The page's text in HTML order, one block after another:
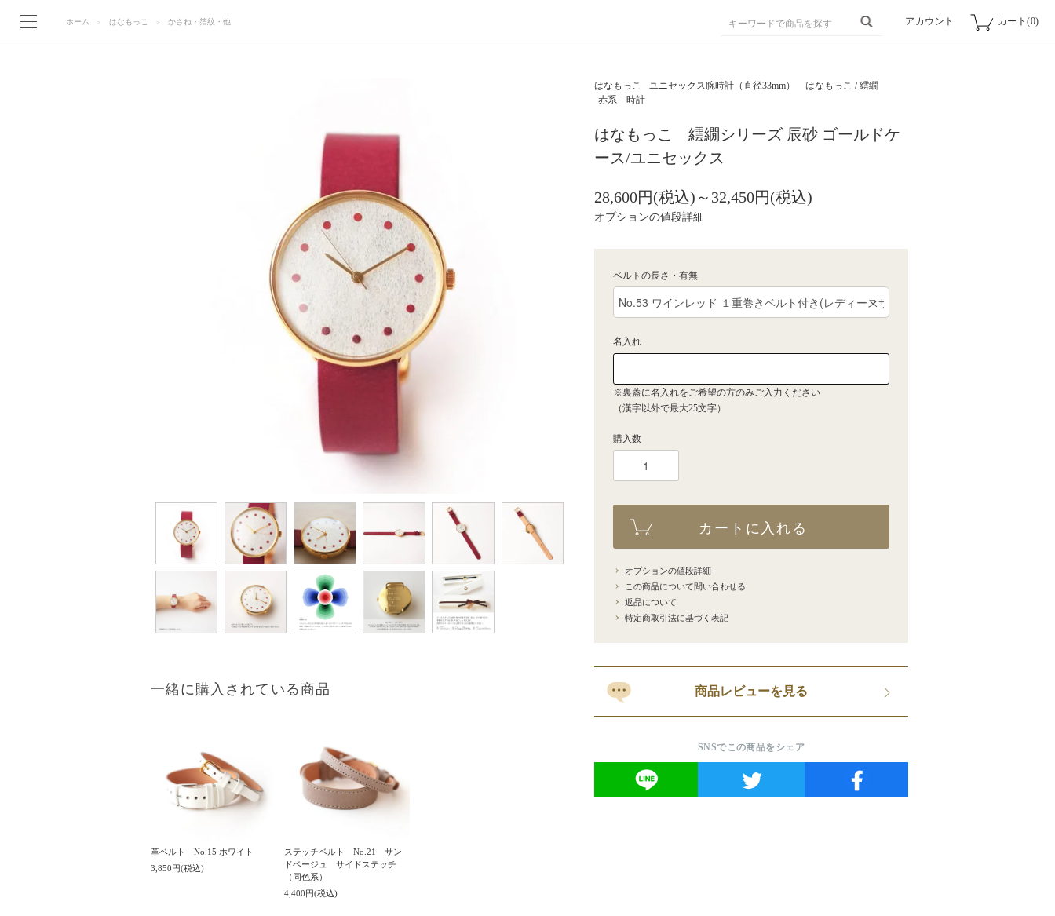
アカウント カート(0)
ホーム はなもっこ かさね・箔紋・他
一緒に購入されている商品
革ベルト No.15 ホワイト
3,850円(税込)
ステッチベルト No.21 サン
ドベージュ サイドステッチ
（同色系）
4,400円(税込)
はなもっこ ユニセックス腕時計（直径33mm）
はなもっこ / 繧繝
赤系 時計
はなもっこ 繧繝シリーズ 辰砂 ゴールドケ
ース/ユニセックス
28,600円(税込)～32,450円(税込)
オプションの値段詳細
ベルトの長さ・有無
名入れ
※裏蓋に名入れをご希望の方のみご入力ください
（漢字以外で最大25文字）
購入数
カートに入れる
オプションの値段詳細
この商品について問い合わせる
返品について
特定商取引法に基づく表記
商品レビューを見る
SNSでこの商品をシェア